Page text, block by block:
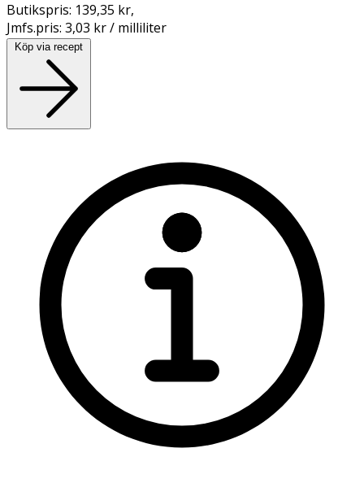
Butikspris: 139,35 kr,
Jmfs.pris: 3,03 kr / milliliter
Köp via recept